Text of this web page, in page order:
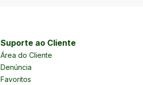
Suporte ao Cliente
Área do Cliente
Denúncia
Favoritos